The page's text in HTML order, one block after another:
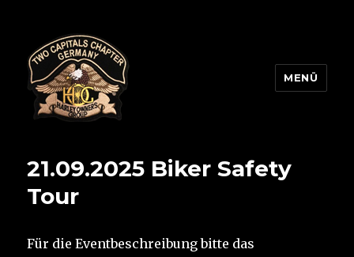
MENÜ
21.09.2025 Biker Safety
Tour
Für die Eventbeschreibung bitte das